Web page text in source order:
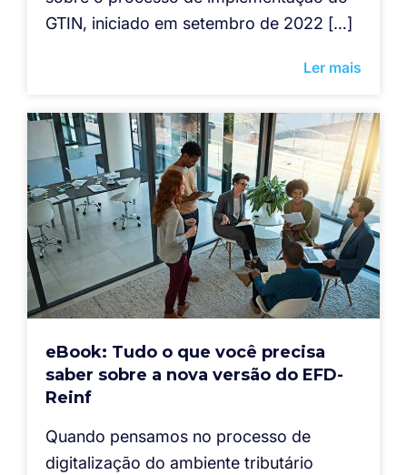
GTIN, iniciado em setembro de 2022 […]
Ler mais
eBook: Tudo o que você precisa
saber sobre a nova versão do EFD-
Reinf
Quando pensamos no processo de
digitalização do ambiente tributário